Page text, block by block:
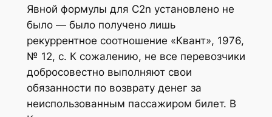
Явной формулы для C2n установлено не
было — было получено лишь
рекуррентное соотношение «Квант», 1976,
№ 12, с. К сожалению, не все перевозчики
добросовестно выполняют свои
обязанности по возврату денег за
неиспользованным пассажиром билет. В